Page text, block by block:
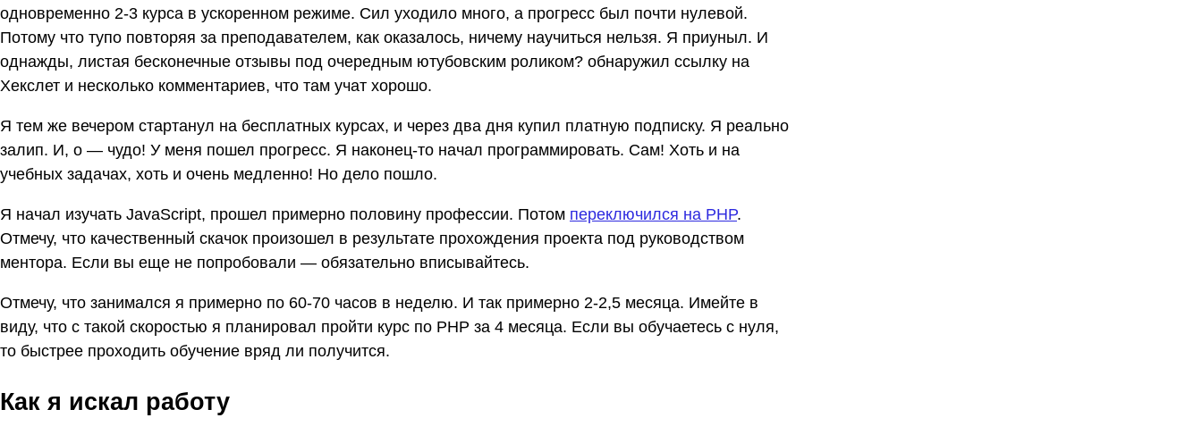
одновременно 2-3 курса в ускоренном режиме. Сил уходило много, а прогресс был почти нулевой.
Потому что тупо повторяя за преподавателем, как оказалось, ничему научиться нельзя. Я приуныл. И
однажды, листая бесконечные отзывы под очередным ютубовским роликом? обнаружил ссылку на
Хекслет и несколько комментариев, что там учат хорошо.
Я тем же вечером стартанул на бесплатных курсах, и через два дня купил платную подписку. Я реально
залип. И, о — чудо! У меня пошел прогресс. Я наконец-то начал программировать. Сам! Хоть и на
учебных задачах, хоть и очень медленно! Но дело пошло.
Я начал изучать JavaScript, прошел примерно половину профессии. Потом переключился на PHP.
Отмечу, что качественный скачок произошел в результате прохождения проекта под руководством
ментора. Если вы еще не попробовали — обязательно вписывайтесь.
Отмечу, что занимался я примерно по 60-70 часов в неделю. И так примерно 2-2,5 месяца. Имейте в
виду, что с такой скоростью я планировал пройти курс по PHP за 4 месяца. Если вы обучаетесь с нуля,
то быстрее проходить обучение вряд ли получится.
Как я искал работу